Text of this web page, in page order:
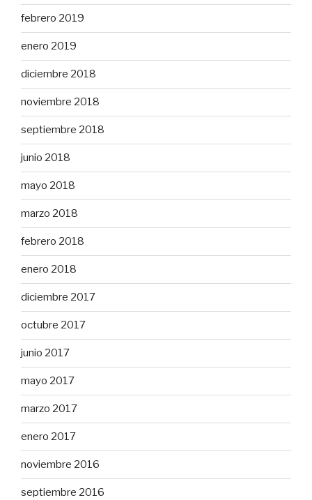
febrero 2019
enero 2019
diciembre 2018
noviembre 2018
septiembre 2018
junio 2018
mayo 2018
marzo 2018
febrero 2018
enero 2018
diciembre 2017
octubre 2017
junio 2017
mayo 2017
marzo 2017
enero 2017
noviembre 2016
septiembre 2016